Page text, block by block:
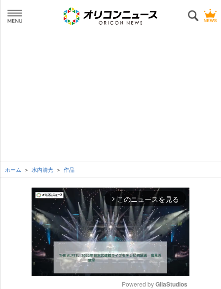
ホーム 水内清光 作品
arrow_forward_ios このニュースを見る
Powered by GliaStudios